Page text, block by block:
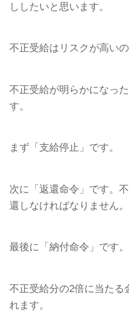
ししたいと思います。
不正受給はリスクが高い
不正受給が明らかになっ
す。
まず「支給停止」です。
次に「返還命令」です。
還しなければなりません。
最後に「納付命令」です。
不正受給分の2倍に当たる
れます。